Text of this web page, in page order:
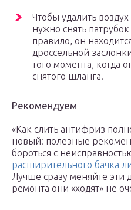
Чтобы удалить
нужно снять
правило, он
дроссельной
того момента, когда
снятого шланга.
Рекомендуем
«Как слить антифриз
новый: полезные
бороться с
расширительного бачка
Лучше сразу меняйте эти
ремонта они «ходят» не